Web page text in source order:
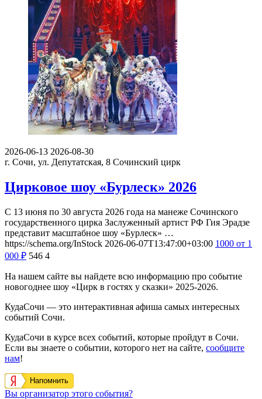
2026-06-13 2026-08-30
г. Сочи, ул. Депутатская, 8 Сочинский цирк
Цирковое шоу «Бурлеск» 2026
С 13 июня по 30 августа 2026 года на манеже Сочинского
государственного цирка Заслуженный артист РФ Гия Эрадзе
представит масштабное шоу «Бурлеск» …
https://schema.org/InStock 2026-06-07T13:47:00+03:00 1000 от 1
000 ₽ 546 4
На нашем сайте вы найдете всю информацию про событие
новогоднее шоу «Цирк в гостях у сказки» 2025-2026.
КудаСочи — это интерактивная афиша самых интересных
событий Сочи.
КудаСочи в курсе всех событий, которые пройдут в Сочи.
Если вы знаете о событии, которого нет на сайте, сообщите
нам!
Напомнить
Вы организатор этого события?